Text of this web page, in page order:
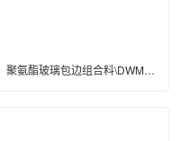
聚氨酯玻璃包边组合料\DWM006-1A\桶装(kg)\200\优等